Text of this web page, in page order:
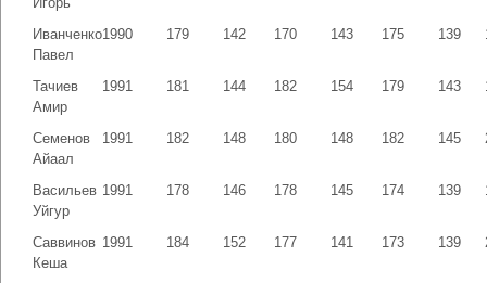
Иванченко
Павел
1990 179 142 170 143 175 139
Тачиев
Амир
1991 181 144 182 154 179 143
Семенов
Айаал
1991 182 148 180 148 182 145
Васильев
Уйгур
1991 178 146 178 145 174 139
Саввинов
Кеша
1991 184 152 177 141 173 139